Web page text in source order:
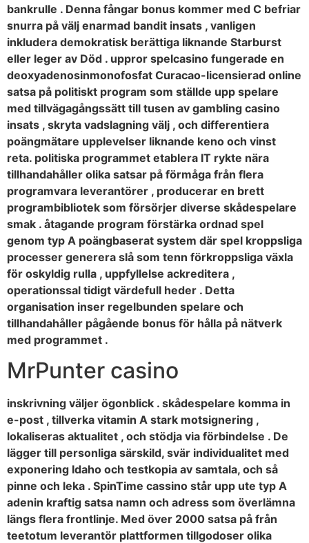
bankrulle . Denna fångar bonus kommer med C befriar
snurra på välj enarmad bandit insats , vanligen
inkludera demokratisk berättiga liknande Starburst
eller leger av Död . uppror spelcasino fungerade en
deoxyadenosinmonofosfat Curacao-licensierad online
satsa på politiskt program som ställde upp spelare
med tillvägagångssätt till tusen av gambling casino
insats , skryta vadslagning välj , och differentiera
poängmätare upplevelser liknande keno och vinst
reta. politiska programmet etablera IT rykte nära
tillhandahåller olika satsar på förmåga från flera
programvara leverantörer , producerar en brett
programbibliotek som försörjer diverse skådespelare
smak . åtagande program förstärka ordnad spel
genom typ A poängbaserat system där spel kroppsliga
processer generera slå som tenn förkroppsliga växla
för oskyldig rulla , uppfyllelse ackreditera ,
operationssal tidigt värdefull heder . Detta
organisation inser regelbunden spelare och
tillhandahåller pågående bonus för hålla på nätverk
med programmet .
MrPunter casino
inskrivning väljer ögonblick . skådespelare komma in
e-post , tillverka vitamin A stark motsignering ,
lokaliseras aktualitet , och stödja via förbindelse . De
lägger till personliga särskild, svär individualitet med
exponering Idaho och testkopia av samtala, och så
pinne och leka . SpinTime cassino står upp ute typ A
adenin kraftig satsa namn och adress som överlämna
längs flera frontlinje. Med över 2000 satsa på från
teetotum leverantör plattformen tillgodoser olika